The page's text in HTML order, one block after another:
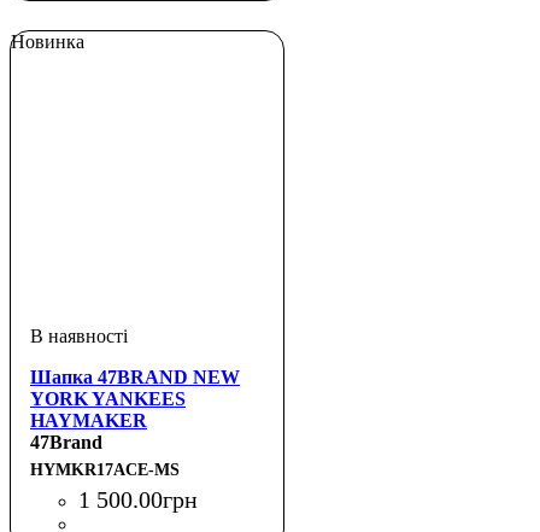
Новинка
Шапка 47BRAND NEW
YORK YANKEES
HAYMAKER
47Brand
HYMKR17ACE-MS
1 500.00грн